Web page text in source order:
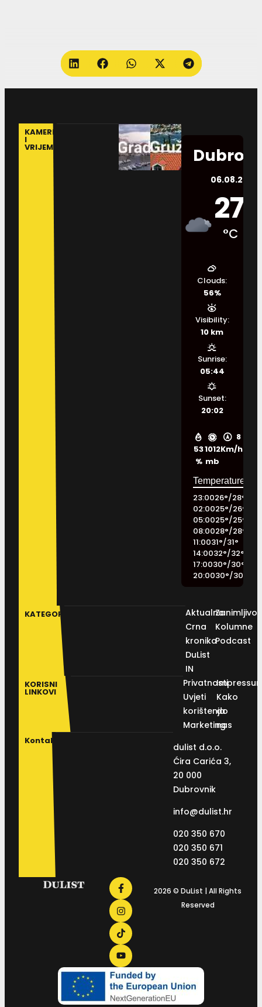
KAMERE
I
VRIJEME
06.08.2026.
27
°C
53
%
1012
mb
8
Km/h
Clouds:
56%
Visibility:
10 km
Sunrise:
05:44
Sunset:
20:02
23:0026°/28°
02:0025°/26°
05:0025°/25°
08:0028°/28°
11:0031°/31°
14:0032°/32°
17:0030°/30°
20:0030°/30
KATEGORIJE
Aktualno
Crna
kronika
DuList
IN
Kolumne
Podcast
KORISNI
LINKOVI
Privatnosti
Uvjeti
korištenja
Marketing
Kako
do
nas
Kontakt
dulist d.o.o.
Ćira Carića 3,
20 000
Dubrovnik
info@dulist.hr
020 350 670
020 350 671
020 350 672
2026 © DuList | All Rights
Reserved